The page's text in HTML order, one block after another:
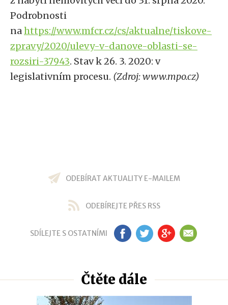
Podrobnosti
nahttps://www.mfcr.cz/cs/aktualne/tiskove-
zpravy/2020/ulevy-v-danove-oblasti-se-
rozsiri-37943. Stav k 26. 3. 2020: v
legislativním procesu. (Zdroj: www.mpo.cz)
ODEBÍRAT AKTUALITY E-MAILEM
ODEBÍREJTE PŘES RSS
SDÍLEJTE S OSTATNÍMI FB TW GP EM
Čtěte dále